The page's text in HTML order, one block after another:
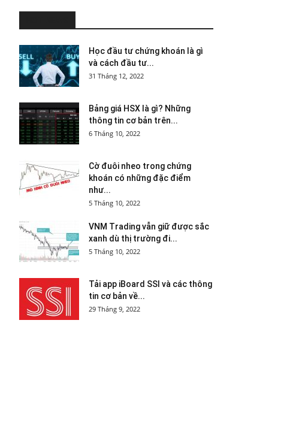
Học đầu tư chứng khoán là gì
và cách đầu tư...
31 Tháng 12, 2022
Bảng giá HSX là gì? Những
thông tin cơ bản trên...
6 Tháng 10, 2022
Cờ đuôi nheo trong chứng
khoán có những đặc điểm
như...
5 Tháng 10, 2022
VNM Trading vẫn giữ được sắc
xanh dù thị trường đi...
5 Tháng 10, 2022
Tải app iBoard SSI và các thông
tin cơ bản về...
29 Tháng 9, 2022